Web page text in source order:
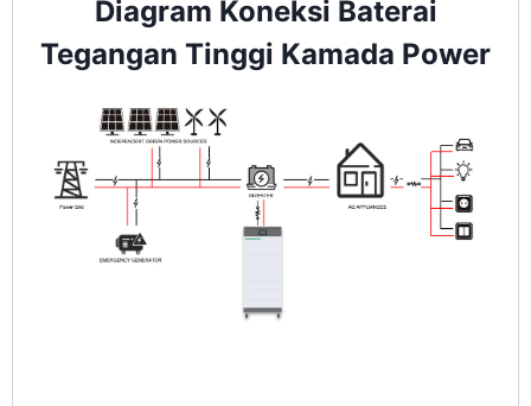
Diagram Koneksi Baterai
Tegangan Tinggi Kamada Power